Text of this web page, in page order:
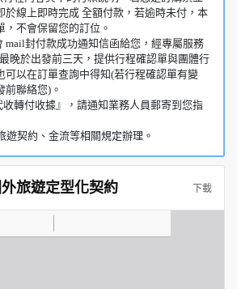
於線上即時完成 全額付款，若逾時未付，本
不會保留您的訂位。
mail封付款成功通知信函給您，經專屬服務
晚於出發前三天，提供行程確認單與團體行
可以在訂單查詢中得知(若行程確認單有變
前聯絡您)。
轉付收據』，請通知業務人員郵寄到您指
遊契約、金流等相關規定辦理。
旅遊定型化契約 下載